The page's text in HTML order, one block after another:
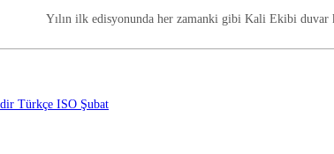
Yılın ilk edisyonunda her zamanki gibi Kali Ekibi duvar
Türkçe ISO Şubat